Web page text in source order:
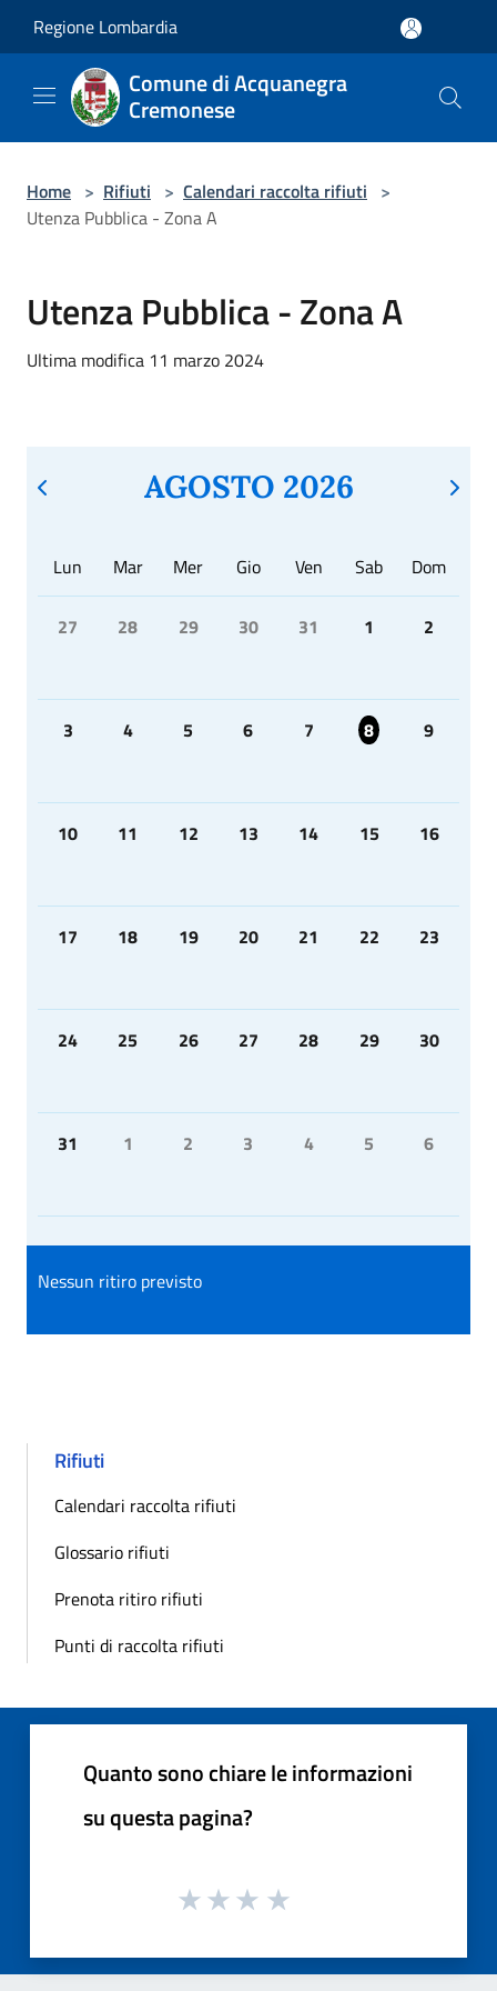
Regione Lombardia
Comune di Acquanegra
Cremonese
Home > Rifiuti > Calendari raccolta rifiuti >
Utenza Pubblica - Zona A
Utenza Pubblica - Zona A
Ultima modifica 11 marzo 2024
AGOSTO 2026
Lun Mar Mer Gio Ven Sab Dom
27 28 29 30 31 1 2
3 4 5 6 7 8 9
10 11 12 13 14 15 16
17 18 19 20 21 22 23
24 25 26 27 28 29 30
31 1 2 3 4 5 6
Nessun ritiro previsto
Rifiuti
Calendari raccolta rifiuti
Glossario rifiuti
Prenota ritiro rifiuti
Punti di raccolta rifiuti
Quanto sono chiare le informazioni
su questa pagina?